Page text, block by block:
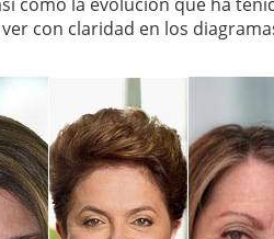
con claridad en los